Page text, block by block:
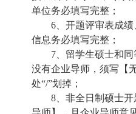
单位务必填写完整；
6、开题评审表成
信息务必填写完整；
7、 留学生硕士和同
没有企业导师，须写【
处“/”划掉；
8、非全日制硕士